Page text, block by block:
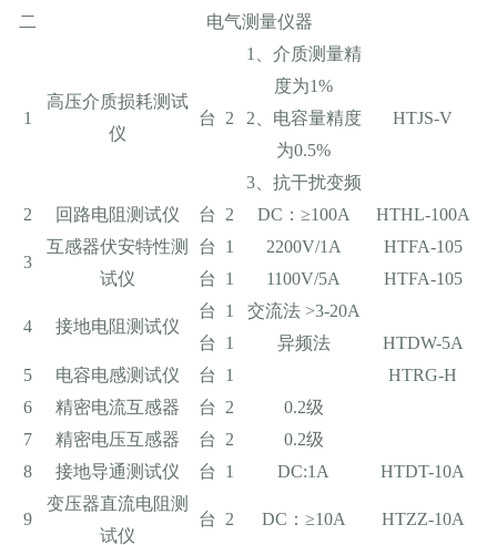
二
电气测量仪器
1
高压介质损耗测试
仪
台 2
1、介质测量精
度为1%
2、电容量精度
为0.5%
3、抗干扰变频
HTJS-V
2 回路电阻测试仪 台 2 DC：≥100A HTHL-100A
3
互感器伏安特性测
试仪
台 1 2200V/1A
HTFA-105
台
1 1100V/5A HTFA-105
4 接地电阻测试仪
台 1
交流法 >3-20A
台
1 异频法
HTDW-5A
5
电容电感测试仪 台 1
HTRG-H
6
精密电流互感器 台 2
0.2级
7
精密电压互感器 台 2
0.2级
8
接地导通测试仪 台 1 DC:1A HTDT-10A
9
变压器直流电阻测
试仪
台 2 DC：≥10A HTZZ-10A